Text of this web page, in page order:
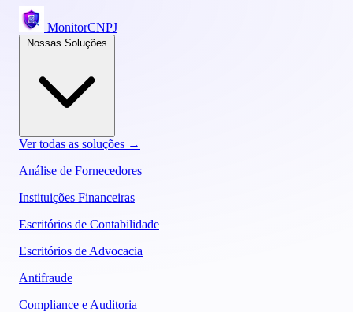
MonitorCNPJ
Ver todas as soluções →
Análise de Fornecedores
Instituições Financeiras
Escritórios de Contabilidade
Escritórios de Advocacia
Antifraude
Compliance e Auditoria